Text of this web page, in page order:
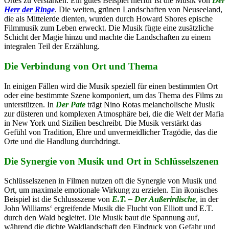
Herr der Ringe. Die weiten, grünen Landschaften von Neuseeland,
die als Mittelerde dienten, wurden durch Howard Shores epische
Filmmusik zum Leben erweckt. Die Musik fügte eine zusätzliche
Schicht der Magie hinzu und machte die Landschaften zu einem
integralen Teil der Erzählung.
Die Verbindung von Ort und Thema
In einigen Fällen wird die Musik speziell für einen bestimmten Ort
oder eine bestimmte Szene komponiert, um das Thema des Films zu
unterstützen. In Der Pate trägt Nino Rotas melancholische Musik
zur düsteren und komplexen Atmosphäre bei, die die Welt der Mafia
in New York und Sizilien beschreibt. Die Musik verstärkt das
Gefühl von Tradition, Ehre und unvermeidlicher Tragödie, das die
Orte und die Handlung durchdringt.
Die Synergie von Musik und Ort in Schlüsselszenen
Schlüsselszenen in Filmen nutzen oft die Synergie von Musik und
Ort, um maximale emotionale Wirkung zu erzielen. Ein ikonisches
Beispiel ist die Schlussszene von E.T. – Der Außerirdische, in der
John Williams‘ ergreifende Musik die Flucht von Elliott und E.T.
durch den Wald begleitet. Die Musik baut die Spannung auf,
während die dichte Waldlandschaft den Eindruck von Gefahr und